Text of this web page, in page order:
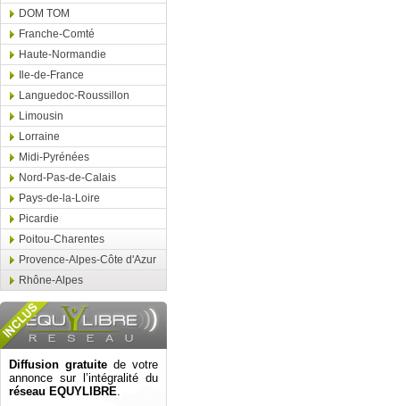
DOM TOM
Franche-Comté
Haute-Normandie
Ile-de-France
Languedoc-Roussillon
Limousin
Lorraine
Midi-Pyrénées
Nord-Pas-de-Calais
Pays-de-la-Loire
Picardie
Poitou-Charentes
Provence-Alpes-Côte d'Azur
Rhône-Alpes
Diffusion gratuite de votre
annonce sur l’intégralité du
réseau EQUYLIBRE.